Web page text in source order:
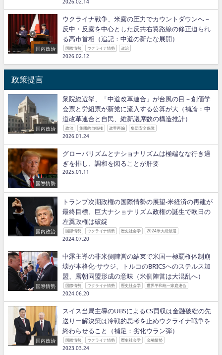
2026.02.14
国内政治
ウクライナ戦争、米露の圧力でカウントダウンへ－
反中・反露を中心とした反共右翼路線の修正迫られ
る高市首相（追記：中道の新たな展開）
国際情勢 ウクライナ情勢 政治
2026.02.12
政策提言
国内政治
衆院総選挙、「中道改革連合」が台風の目－創価学
会票と労組票が新党に流入する公算が大（補論：中
道改革連合と自民、維新議席数の構造推計）
政治 集団的自衛権 政界再編 集団安全保障
2026.01.24
国際情勢
グローバリズムとナショナリズムは極端なな行き過
ぎを排し、調和を図ることが肝要
2025.01.11
国内政治
トランプ次期政権の国際情勢の展望−米経済の再建が
最終目標、巨大ナショナリズム政権の誕生で欧日の
左翼政権は破綻
国際情勢 ウクライナ情勢 歴史社会学 2024米大統領選
2024.07.20
国際情勢
中露主導の非米側陣営の結束で米国一極覇権体制崩
壊が本格化−サウジ、トルコのBRICSへのステルス加
盟、露朝同盟形成の意味（米側陣営は大混乱へ）
国際情勢 ウクライナ情勢 歴史社会学 世界平和統一家庭連合
2024.06.20
国内政治
スイス当局主導のUBSによるCS買収は金融破綻の先
送りー解決策は冷戦的思考を止めウクライナ戦争を
終わらせること（補足：劣化ウラン弾）
国際情勢 ウクライナ情勢 歴史社会学 金融情勢
2023.03.24